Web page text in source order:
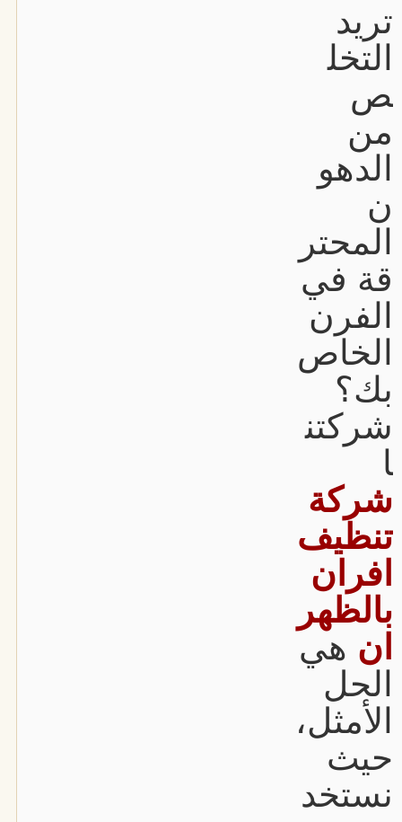
تريد
التخل
ص
من
الدهو
ن
المحتر
قة في
الفرن
الخاص
بك؟
شركتن
ا
شركة
تنظيف
افران
بالظهر
ان هي
الحل
الأمثل،
حيث
نستخد